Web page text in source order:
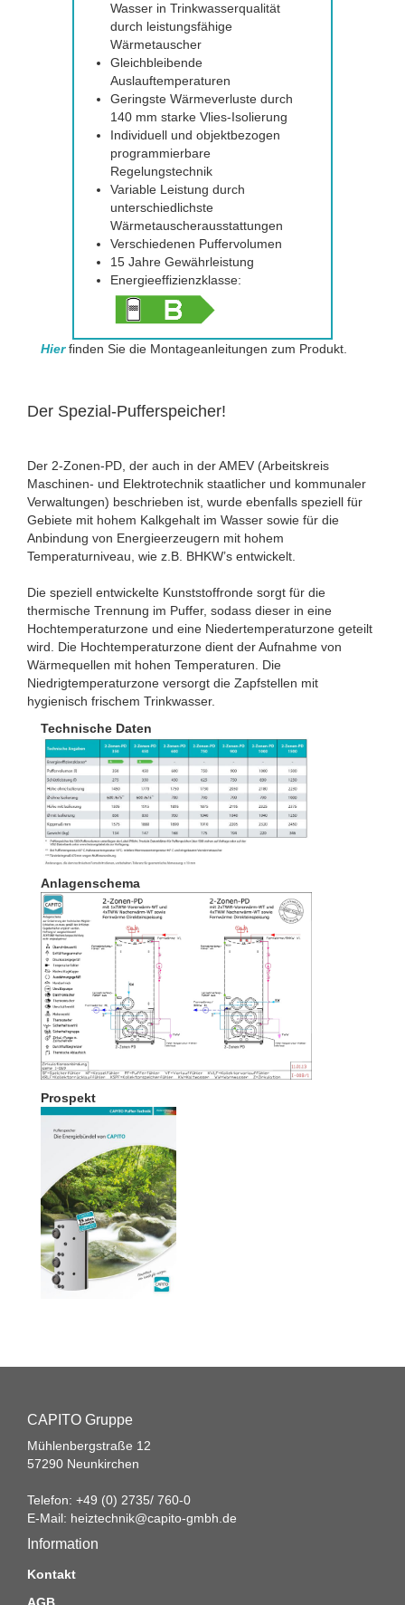
Wasser in Trinkwasserqualität
durch leistungsfähige
Wärmetauscher
Gleichbleibende
Auslauftemperaturen
Geringste Wärmeverluste durch
140 mm starke Vlies-Isolierung
Individuell und objektbezogen
programmierbare
Regelungstechnik
Variable Leistung durch
unterschiedlichste
Wärmetauscherausstattungen
Verschiedenen Puffervolumen
15 Jahre Gewährleistung
Energieeffizienzklasse:
Hier finden Sie die Montageanleitungen zum Produkt.
Der Spezial-Pufferspeicher!
Der 2-Zonen-PD, der auch in der AMEV (Arbeitskreis
Maschinen- und Elektrotechnik staatlicher und kommunaler
Verwaltungen) beschrieben ist, wurde ebenfalls speziell für
Gebiete mit hohem Kalkgehalt im Wasser sowie für die
Anbindung von Energieerzeugern mit hohem
Temperaturniveau, wie z.B. BHKW’s entwickelt.
Die speziell entwickelte Kunststoffronde sorgt für die
thermische Trennung im Puffer, sodass dieser in eine
Hochtemperaturzone und eine Niedertemperaturzone geteilt
wird. Die Hochtemperaturzone dient der Aufnahme von
Wärmequellen mit hohen Temperaturen. Die
Niedrigtemperaturzone versorgt die Zapfstellen mit
hygienisch frischem Trinkwasser.
Technische Daten
Anlagenschema
Prospekt
CAPITO Gruppe
Mühlenbergstraße 12
57290 Neunkirchen
Telefon: +49 (0) 2735/ 760-0
E-Mail: heiztechnik@capito-gmbh.de
Information
Kontakt